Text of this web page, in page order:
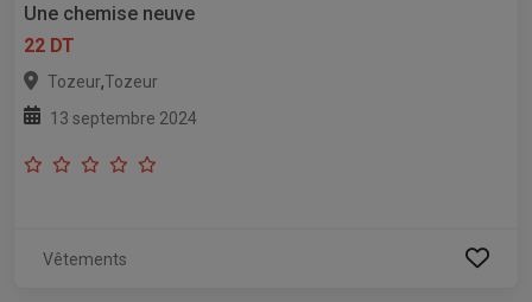
Une chemise neuve
22 DT
Tozeur,Tozeur
13 septembre 2024
Vêtements